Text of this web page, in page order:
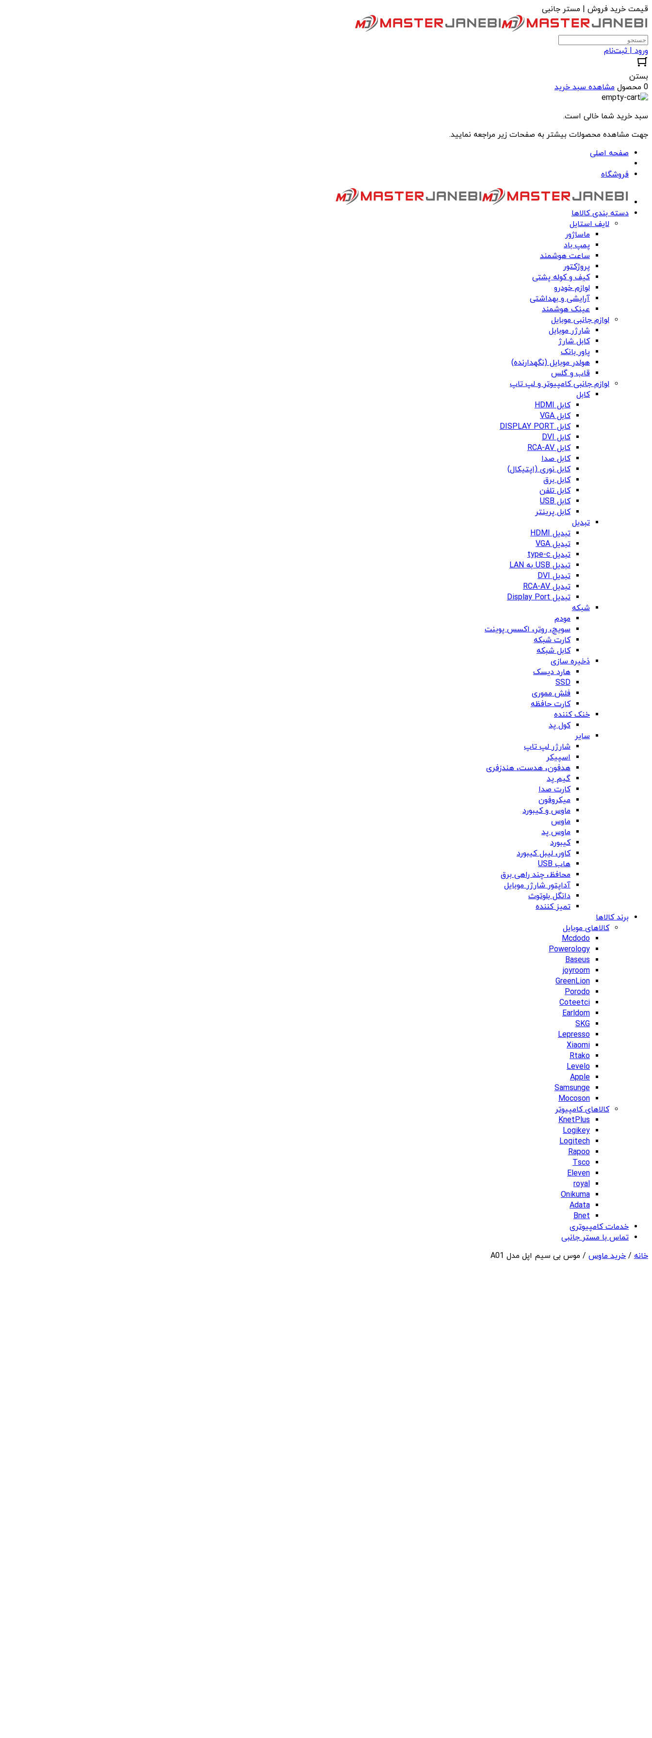
قیمت خرید فروش | مستر جانبی
ورود | ثبت‌نام
بستن
0 محصول
مشاهده سبد خرید
سبد خرید شما خالی است.
جهت مشاهده محصولات بیشتر به صفحات زیر مراجعه نمایید.
صفحه اصلی
فروشگاه
دسته بندی کالاها
لایف استایل
ماساژور
پمپ باد
ساعت هوشمند
پروژکتور
کیف و کوله پشتی
لوازم خودرو
آرایشی و بهداشتی
عینک هوشمند
لوازم جانبی موبایل
شارژر موبایل
کابل شارژ
پاور بانک
هولدر موبایل (نگهدارنده)
قاب و گلس
لوازم جانبی کامپیوتر و لپ تاپ
کابل
کابل HDMI
کابل VGA
کابل DISPLAY PORT
کابل DVI
کابل RCA-AV
کابل صدا
کابل نوری (اپتیکال)
کابل برق
کابل تلفن
کابل USB
کابل پرینتر
تبدیل
تبدیل HDMI
تبدیل VGA
تبدیل type-c
تبدیل USB به LAN
تبدیل DVI
تبدیل RCA-AV
تبدیل Display Port
شبکه
مودم
سویچ، روتر، اکسس پوینت
کارت شبکه
کابل شبکه
ذخیره سازی
هارد دیسک
SSD
فلش مموری
کارت حافظه
خنک کننده
کول پد
سایر
شارژر لپ تاپ
اسپیکر
هدفون، هدست، هندزفری
گیم پد
کارت صدا
میکروفون
ماوس و کیبورد
ماوس
ماوس پد
کیبورد
کاور، لیبل کیبورد
هاب USB
محافظ، چند راهی برق
آداپتور شارژر موبایل
دانگل بلوتوث
تمیز کننده
برند کالاها
کالاهای موبایل
Mcdodo
Powerology
Baseus
joyroom
GreenLion
Porodo
Coteetci
Earldom
SKG
Lepresso
Xiaomi
Rtako
Levelo
Apple
Samsunge
Mocoson
کالاهای کامپیوتر
KnetPlus
Logikey
Logitech
Rapoo
Tsco
Eleven
royal
Onikuma
Adata
Bnet
خدمات کامپیوتری
تماس با مستر جانبی
خانه / خرید ماوس / موس بی سیم اپل مدل A01